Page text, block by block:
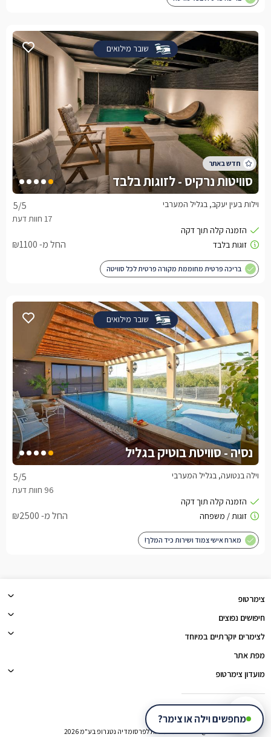
שובר מילואים
סוויטות נרקיס - לזוגות בלבד
5/5 וילות בעין יעקב, בגליל המערבי
החל מ- ₪1100
בריכה פרטית מחוממת מקורה פרטית לכל סוויטה
שובר מילואים
נסיה - סוויטת בוטיק בגליל
5/5 וילה בנטועה, בגליל המערבי
החל מ- ₪2500
מארח אישי צמוד ושירות כיד המלך!
צימרטופ
צימרטופ
חיפושים נפוצים
לצימרים יוקרתיים במיוחד
מפת אתר
מועדון צימרטופ
@כל הזכויות שמורות לפרסומדיה נטגרופ בע"מ 2026
מחפשים וילה או צימר?